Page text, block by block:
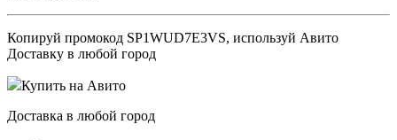
Копируй промокод SP1WUD7E3VS, используй Авито
Доставку в любой город
Купить на Авито
Доставка в любой город